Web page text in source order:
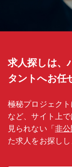
求人探しは、
タントへお任
極秘プロジェク
など、サイト上
見られない「 非公
た求人をお探しし